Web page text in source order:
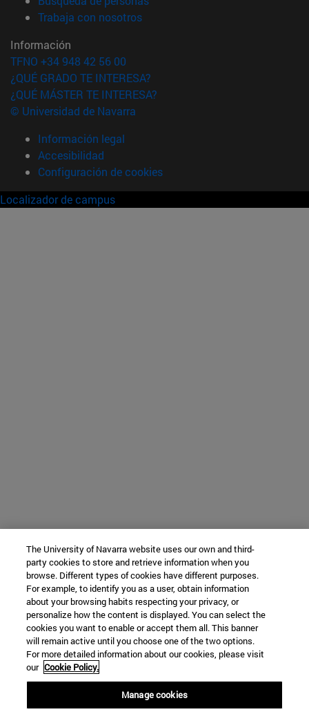
Trabaja con nosotros(abre en nueva ventana)
Información
TFNO +34 948 42 56 00
¿QUÉ GRADO TE INTERESA?
¿QUÉ MÁSTER TE INTERESA?
© Universidad de Navarra
Información legal
Accesibilidad
Configuración de cookies
Localizador de campus
The University of Navarra website uses our own and third-
party cookies to store and retrieve information when you
browse. Different types of cookies have different purposes.
For example, to identify you as a user, obtain information
about your browsing habits respecting your privacy, or
personalize how the content is displayed. You can select the
cookies you want to enable or accept them all. This banner
will remain active until you choose one of the two options.
For more detailed information about our cookies, please visit
our Cookie Policy.
Manage cookies